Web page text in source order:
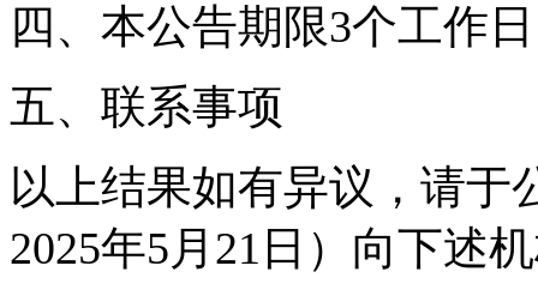
四、本公告期限3个工作
五、联系事项
以上结果如有异议，请于
2025年5月21日）向下述